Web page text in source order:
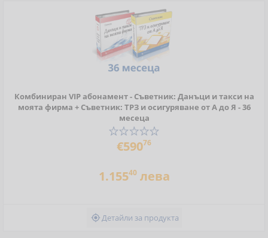
Комбиниран VIP абонамент - Съветник: Данъци и такси на
моята фирма + Съветник: ТРЗ и осигуряване от А до Я - 36
месеца
€59076
1.15540лева
Детайли за продукта